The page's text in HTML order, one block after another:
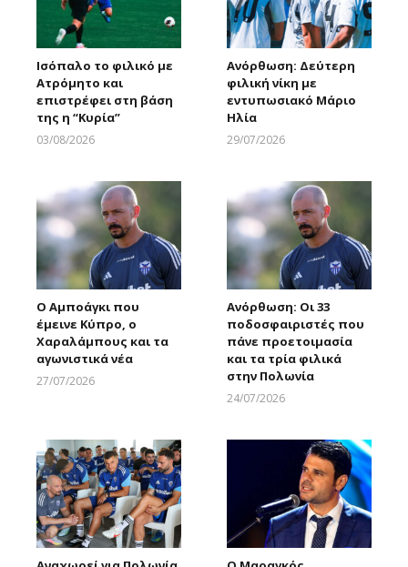
Ισόπαλο το φιλικό με
Ατρόμητο και
επιστρέφει στη βάση
της η “Κυρία”
03/08/2026
Ανόρθωση: Δεύτερη
φιλική νίκη με
εντυπωσιακό Μάριο
Ηλία
29/07/2026
Ο Αμποάγκι που
έμεινε Κύπρο, ο
Χαραλάμπους και τα
αγωνιστικά νέα
27/07/2026
Ανόρθωση: Οι 33
ποδοσφαιριστές που
πάνε προετοιμασία
και τα τρία φιλικά
στην Πολωνία
24/07/2026